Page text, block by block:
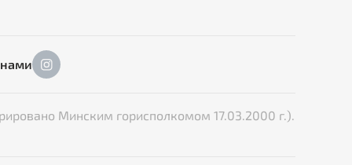
Минским горисполкомом 17.03.2000 г.).